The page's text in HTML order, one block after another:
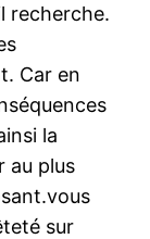
recherche.
Car en
la
au plus
sur